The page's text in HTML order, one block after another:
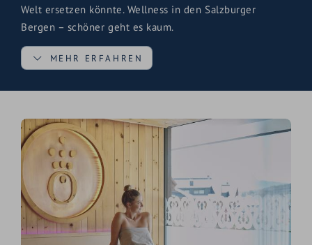
Welt ersetzen könnte. Wellness in den Salzburger
Bergen – schöner geht es kaum.
MEHR ERFAHREN
atemberaubendem Ausblick auf die Berggipfel des
Hochkönigs – gleichzeitig. Wer das einmal erlebt hat,
weiß: Das ist kein Pool. Das ist Therapie. Drinnen wartet
der Chill-Lake Indoor-Pool: ruhig, lichtdurchflutet, ein
Ort zum Treiben und Träumen – auch wenn draußen
Schnee fällt. Tauchen Sie ein in eine der schönsten
Pool-Landschaften eines Spa Hotels im Salzburger Land